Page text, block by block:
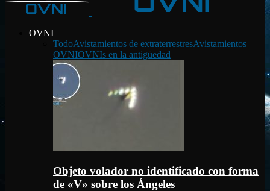
OVNI
TodoAvistamientos de extraterrestresAvistamientos
OVNIOVNIs en la antigüedad
Objeto volador no identificado con forma
de «V» sobre los Ángeles